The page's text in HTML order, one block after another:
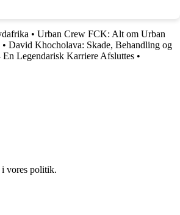
• Urban Crew FCK: Alt om Urban
• David Khocholava: Skade, Behandling og
Legendarisk Karriere Afsluttes •
i vores politik.